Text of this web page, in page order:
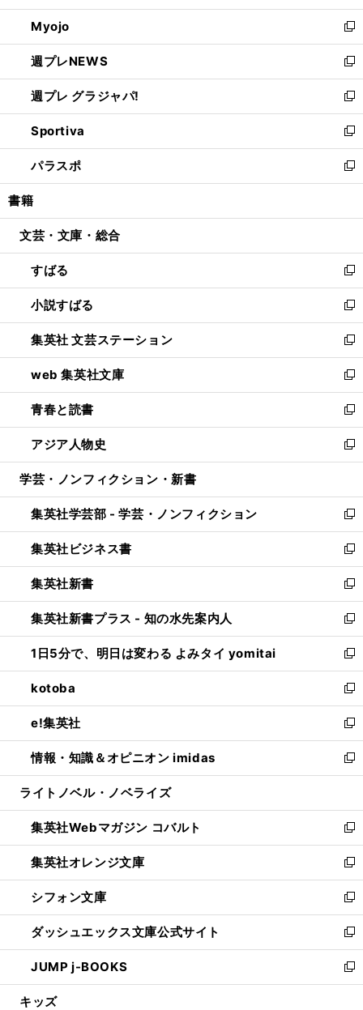
開
く
ウ
で
開
く
ン
ド
ウ
で
開
く
ウ
ィ
ン
ド
ウ
で
開
く
Myojo
新
し
い
ウ
ィ
ン
ド
ウ
で
開
週プレNEWS
新
し
い
ウ
ィ
ン
ド
ウ
開
週プレ グラジャパ!
新
し
い
ウ
ィ
ン
ウ
開
く
Sportiva
新
し
い
ウ
ン
ウ
で
開
く
パラスポ
新
し
ウ
ン
ド
ウ
で
開
く
書籍
文芸・文庫・総合
すばる
新
し
い
ウ
ィ
ン
ド
ウ
で
開
く
小説すばる
新
し
い
ウ
ィ
ン
ド
ウ
で
開
集英社 文芸ステーション
新
し
い
ウ
ィ
ン
ド
ウ
開
く
web 集英社文庫
新
し
い
ウ
ィ
ン
ウ
で
開
く
青春と読書
新
し
い
ウ
ン
ド
ウ
で
開
く
アジア人物史
新
し
ウ
ィ
ン
ド
ウ
で
開
く
学芸・ノンフィクション・新書
集英社学芸部 - 学芸・ノンフィクション
新
し
い
ウ
ィ
ン
ド
ウ
で
開
く
集英社ビジネス書
新
し
い
ウ
ィ
ン
ド
ウ
で
開
く
集英社新書
新
し
い
ウ
ィ
ン
ド
ウ
で
開
く
集英社新書プラス - 知の水先案内人
新
し
い
ウ
ィ
ン
ド
ウ
で
開
1日5分で、明日は変わる よみタイ yomitai
新
し
い
ウ
ィ
ン
ド
ウ
開
く
kotoba
新
し
い
ウ
ィ
ン
ウ
で
開
く
e!集英社
新
し
い
ウ
ン
ド
ウ
で
開
く
情報・知識＆オピニオン imidas
新
し
ウ
ィ
ン
ド
ウ
で
開
く
ライトノベル・ノベライズ
集英社Webマガジン コバルト
新
し
い
ウ
ィ
ン
ド
ウ
で
開
集英社オレンジ文庫
新
し
い
ウ
ィ
ン
ド
ウ
シフォン文庫
新
し
い
ウ
ィ
ン
ダッシュエックス文庫公式サイト
新
し
い
ウ
JUMP j-BOOKS
新
し
キッズ